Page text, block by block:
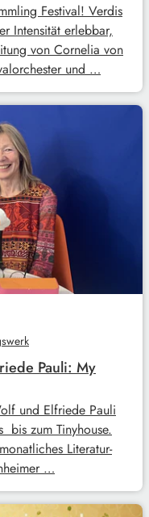
Festival! Verdis
Intensität erlebbar,
von Cornelia von
und …
Pauli: My
und Elfriede Pauli
bis zum Tinyhouse.
Literatur-
…